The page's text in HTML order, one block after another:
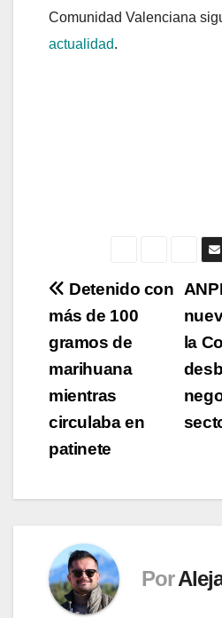
Comunidad Valenciana
actualidad.
Navegación
de
entradas
la
Detenido con
más de 100
gramos de
marihuana
mientras
circulaba en
patinete
Por